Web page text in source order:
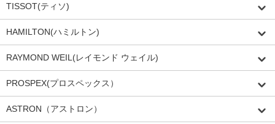
TISSOT(ティソ)
HAMILTON(ハミルトン)
RAYMOND WEIL(レイモンド ウェイル)
PROSPEX(プロスペックス）
ASTRON（アストロン）